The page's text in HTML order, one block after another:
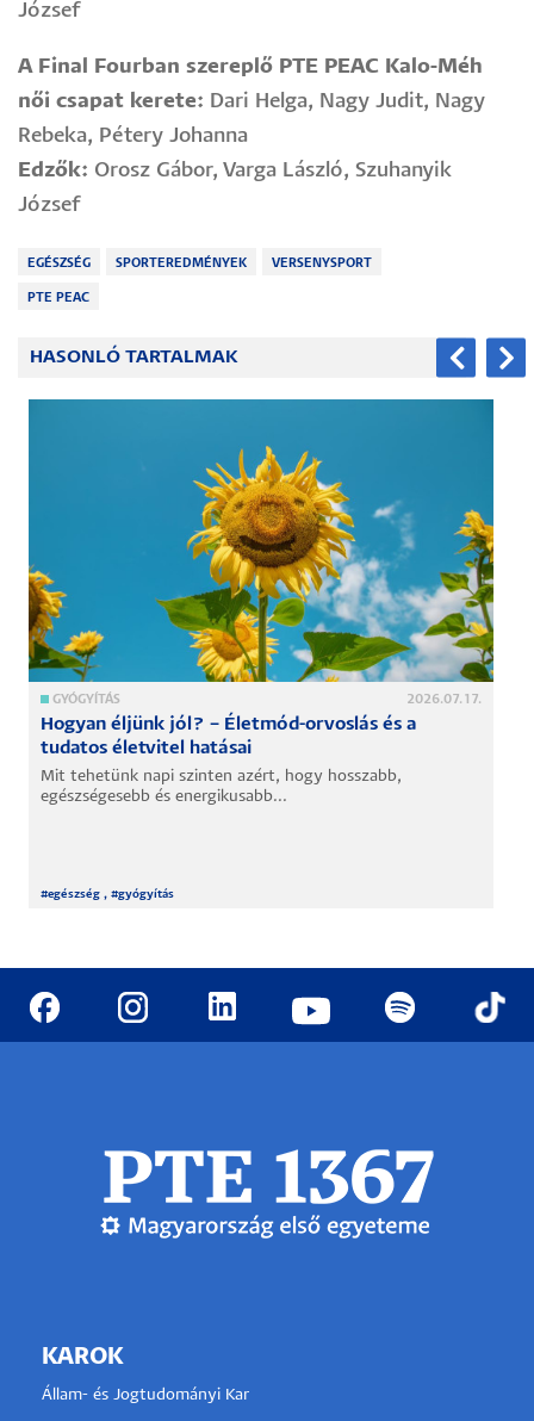
József
A Final Fourban szereplő PTE PEAC Kalo-Méh
női csapat kerete: Dari Helga, Nagy Judit, Nagy
Rebeka, Pétery Johanna
Edzők: Orosz Gábor, Varga László, Szuhanyik
József
EGÉSZSÉG SPORTEREDMÉNYEK VERSENYSPORT
PTE PEAC
HASONLÓ TARTALMAK
GYÓGYÍTÁS 2026.07.17.
Hogyan éljünk jól? – Életmód-orvoslás és a
tudatos életvitel hatásai
Mit tehetünk napi szinten azért, hogy hosszabb,
egészségesebb és energikusabb...
#egészség , #gyógyítás
KAROK
Állam- és Jogtudományi Kar